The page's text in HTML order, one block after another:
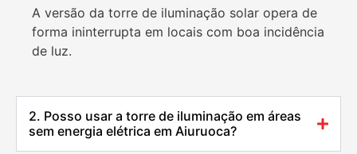
A versão da torre de iluminação solar opera de
forma ininterrupta em locais com boa incidência
de luz.
2. Posso usar a torre de iluminação em áreas
sem energia elétrica em Aiuruoca?